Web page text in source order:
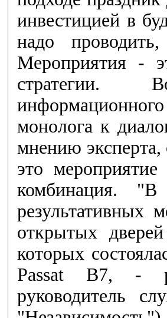
инвестицией в
надо
Мероприятия -
стратегии.
монолога к
мнению
это
комбинация.
результативных
открытых
которых
Passat B7, -
руководитель